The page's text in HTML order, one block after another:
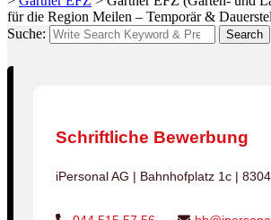
für die Region Meilen – Temporär &
Suche:
Search
Schriftliche Bewerbung
iPersonal AG | Bahnhofplatz 1c |